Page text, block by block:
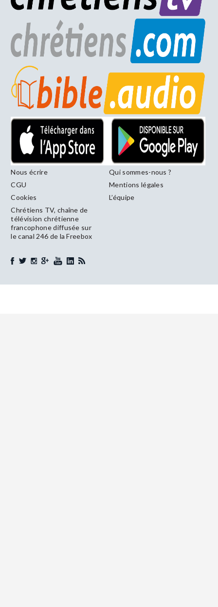
Nous écrire
Qui sommes-nous ?
CGU
Mentions légales
Cookies
L’équipe
Chrétiens TV, chaîne de
télévision chrétienne
francophone diffusée sur
le canal 246 de la Freebox